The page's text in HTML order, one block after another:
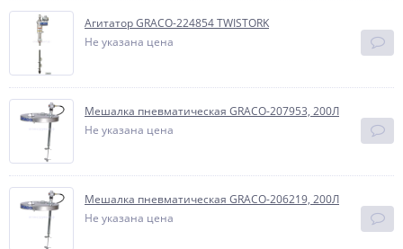
Агитатор GRACO-224854 TWISTORK
Не указана цена
Мешалка пневматическая GRACO-207953, 200Л
Не указана цена
Мешалка пневматическая GRACO-206219, 200Л
Не указана цена